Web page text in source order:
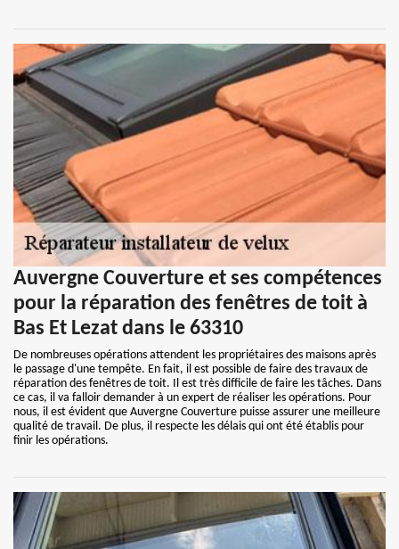
Auvergne Couverture et ses compétences
pour la réparation des fenêtres de toit à
Bas Et Lezat dans le 63310
De nombreuses opérations attendent les propriétaires des maisons après
le passage d'une tempête. En fait, il est possible de faire des travaux de
réparation des fenêtres de toit. Il est très difficile de faire les tâches. Dans
ce cas, il va falloir demander à un expert de réaliser les opérations. Pour
nous, il est évident que Auvergne Couverture puisse assurer une meilleure
qualité de travail. De plus, il respecte les délais qui ont été établis pour
finir les opérations.